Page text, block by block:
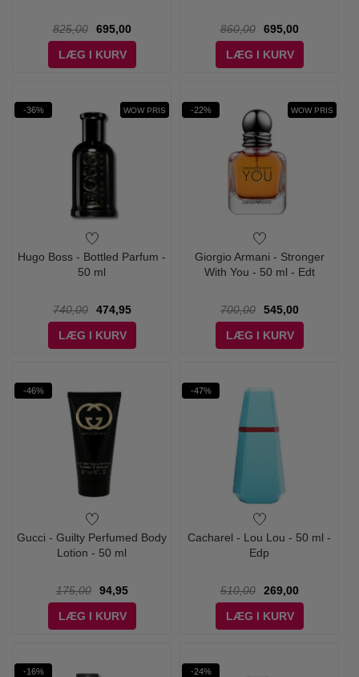
825,00
695,00
LÆG I KURV
860,00
695,00
LÆG I KURV
-36% WOW PRIS
Hugo Boss - Bottled Parfum -
50 ml
740,00
474,95
LÆG I KURV
-22% WOW PRIS
Giorgio Armani - Stronger
With You - 50 ml - Edt
700,00
545,00
LÆG I KURV
-46%
Gucci - Guilty Perfumed Body
Lotion - 50 ml
175,00
94,95
LÆG I KURV
-47%
Cacharel - Lou Lou - 50 ml -
Edp
510,00
269,00
LÆG I KURV
-16% -24%